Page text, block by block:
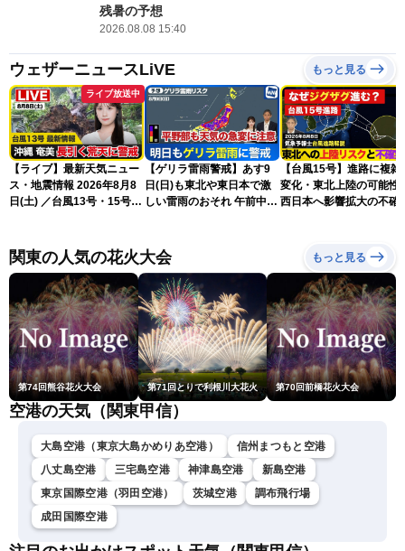
残暑の予想
2026.08.08 15:40
ウェザーニュースLiVE もっと見る
ライブ放送中
【ライブ】最新天気ニュー
ス・地震情報 2026年8月8
日(土) ／台風13号・15号
ーニュースLiVEムーン・戸
北美月／芳野達郎〉
【ゲリラ雷雨警戒】あす9
日(日)も東北や東日本で激
しい雷雨のおそれ 午前中か
【台風15号】進路に複雑
変化・東北上陸の可能性
西日本へ影響拡大の不確
関東の人気の花火大会 もっと見る
第74回熊谷花火大会 第71回とりで利根川大花火 第70回前橋花火大会
空港の天気（関東甲信）
大島空港（東京大島かめりあ空港）
信州まつもと空港
八丈島空港
三宅島空港 神津島空港
新島空港
東京国際空港（羽田空港）
茨城空港
調布飛行場
成田国際空港